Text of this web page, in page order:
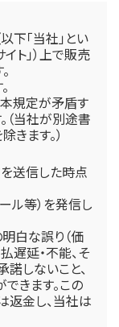
下「当社」とい
ト」）上で販売
本規定が矛盾す
（当社が別途書
きます。）
送信した時点
ル等）を発信し
白な誤り（価
遅延・不能、そ
しないこと、
きます。この
返金し、当社は